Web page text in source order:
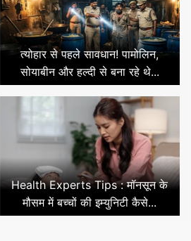
त्योहार से पहले सावधान! पामोलिन,
सोयाबीन और हल्दी से बना रहे थे...
Health Experts Tips : मॉनसून के
मौसम में बच्चों की इम्युनिटी कैसे...